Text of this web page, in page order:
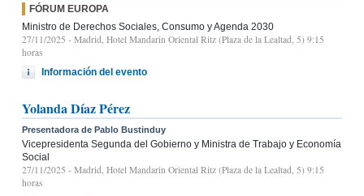
FÓRUM EUROPA
Ministro de Derechos Sociales, Consumo y Agenda 2030
27/11/2025 - Madrid, Hotel Mandarin Oriental Ritz (Plaza de la Lealtad, 5) 9:15
horas
Información del evento
Yolanda Díaz Pérez
Presentadora de Pablo Bustinduy
Vicepresidenta Segunda del Gobierno y Ministra de Trabajo y Economía
Social
27/11/2025 - Madrid, Hotel Mandarin Oriental Ritz (Plaza de la Lealtad, 5) 9:15
horas